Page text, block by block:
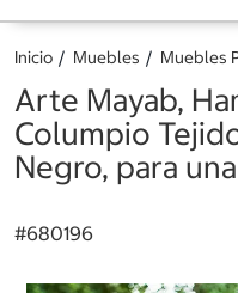
Inicio Muebles Muebles
Arte Mayab,
Columpio
Negro, para
#680196